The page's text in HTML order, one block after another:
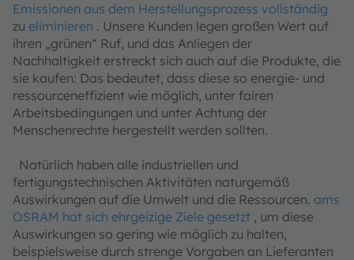
Emissionen aus dem Herstellungsprozess vollständig
zu eliminieren . Unsere Kunden legen großen Wert auf
ihren „grünen“ Ruf, und das Anliegen der
Nachhaltigkeit erstreckt sich auch auf die Produkte, die
sie kaufen: Das bedeutet, dass diese so energie- und
ressourceneffizient wie möglich, unter fairen
Arbeitsbedingungen und unter Achtung der
Menschenrechte hergestellt werden sollten.
Natürlich haben alle industriellen und
fertigungstechnischen Aktivitäten naturgemäß
Auswirkungen auf die Umwelt und die Ressourcen. ams
OSRAM hat sich ehrgeizige Ziele gesetzt , um diese
Auswirkungen so gering wie möglich zu halten,
beispielsweise durch strenge Vorgaben an Lieferanten